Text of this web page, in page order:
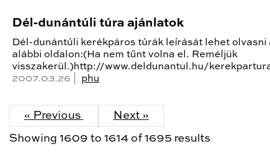
Dél-dunántúli túra ajánlatok
Dél-dunántúli kerékpáros túrák leírását lehet olvasni
alábbi oldalon:(Ha nem tűnt volna el. Reméljük
visszakerül.)http://www.deldunantul.hu/
2007.03.26 | phu
« Previous Next »
Showing 1609 to 1614 of 1695 results